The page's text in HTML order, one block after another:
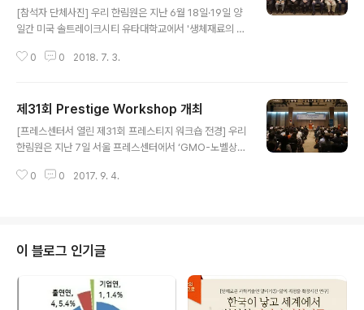
[참석자 단체사진] 우리 한림원은 지난 6월 18일·19일 양
일간 미국 솔트레이크시티 유타대학교에서 '생체재료의 미
13회 Frontier Scientists Workshop을 개최했다. 이
고, 국제 공동연구를 촉진하기 위해 개최되었다. 대표적인
의공학 기술인 생체재료는 인체 질병의 진단 및 치료에 사
용되는 소재로서 인공장기, 약물전달시스템, 조직공학 및
시대적 요구와 필요에 따라 활발히 연구되고 있다. 행사에
0 0 2018. 7. 3.
제31회 Prestige Workshop 개최
[프레스센터서 열린 제31회 프레스티지 워크숍 전경] 우리
한림원은 지난 7일 서울 프레스센터에서 ‘GMO-노벨상
e 31st Prestige Workshop)을 개최했다. GMO(Gen
우려를 나타내고 있으며, 이에 따라 과학기술을 기반으로
한 정확한 이해와 지식의 필요성이 대두되고 있다. 이날 워
크숍에서는 1993년 노벨 생리의학상 수상자 리처드 로버
츠(Prof. Richard J. Roberts) 미국 노스이스턴대학교
0 0 2017. 9. 4.
이 블로그 인기글